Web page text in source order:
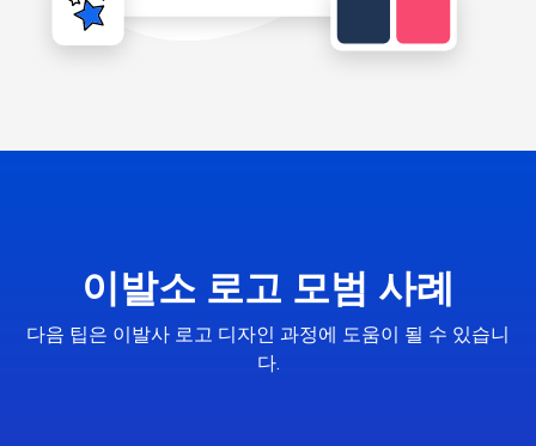
이발소 로고 모범 사례
다음 팁은 이발사 로고 디자인 과정에 도움이 될 수 있습니
다.